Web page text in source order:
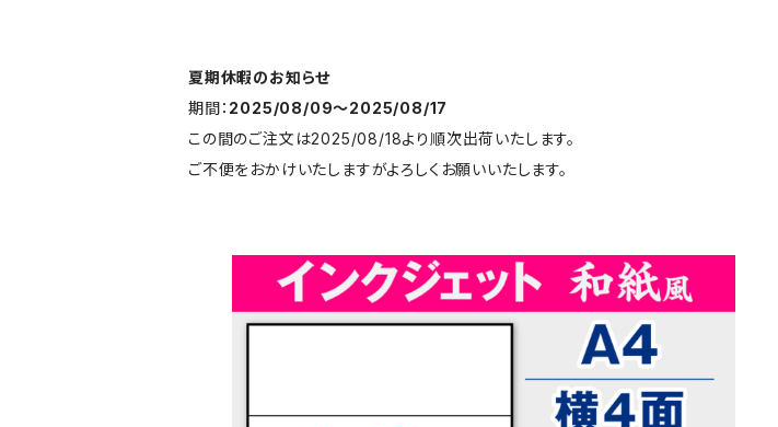
夏期休暇のお知らせ
期間： 2025/08/09〜2025/08/17
この間のご注文は2025/08/18より順次出荷いたします。
ご不便をおかけいたしますがよろしくお願いいたします。